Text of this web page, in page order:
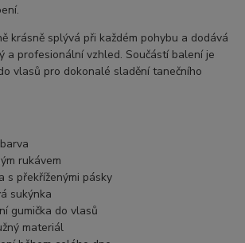
krásně splývá při každém pohybu a dodává
a profesionální vzhled. Součástí balení je
vlasů pro dokonalé sladění tanečního
rukávem
s překříženými pásky
sukýnka
gumička do vlasů
materiál